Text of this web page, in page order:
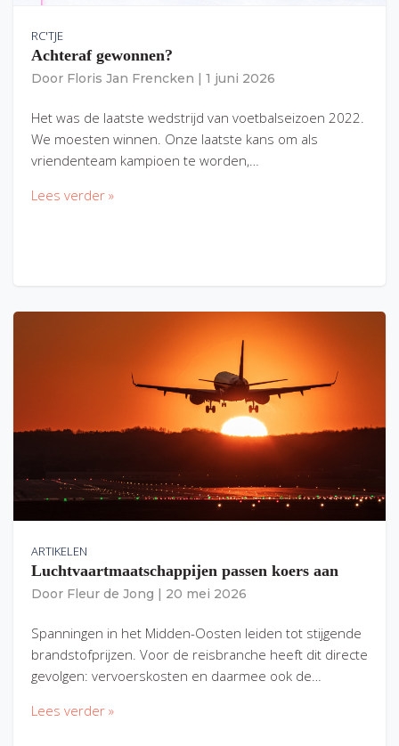
RC'TJE
Achteraf gewonnen?
Door Floris Jan Frencken 1 juni 2026
Het was de laatste wedstrijd van voetbalseizoen 2022.
We moesten winnen. Onze laatste kans om als
vriendenteam kampioen te worden,…
Lees verder »
ARTIKELEN
Luchtvaartmaatschappijen passen koers aan
Door Fleur de Jong 20 mei 2026
Spanningen in het Midden-Oosten leiden tot stijgende
brandstofprijzen. Voor de reisbranche heeft dit directe
gevolgen: vervoerskosten en daarmee ook de…
Lees verder »